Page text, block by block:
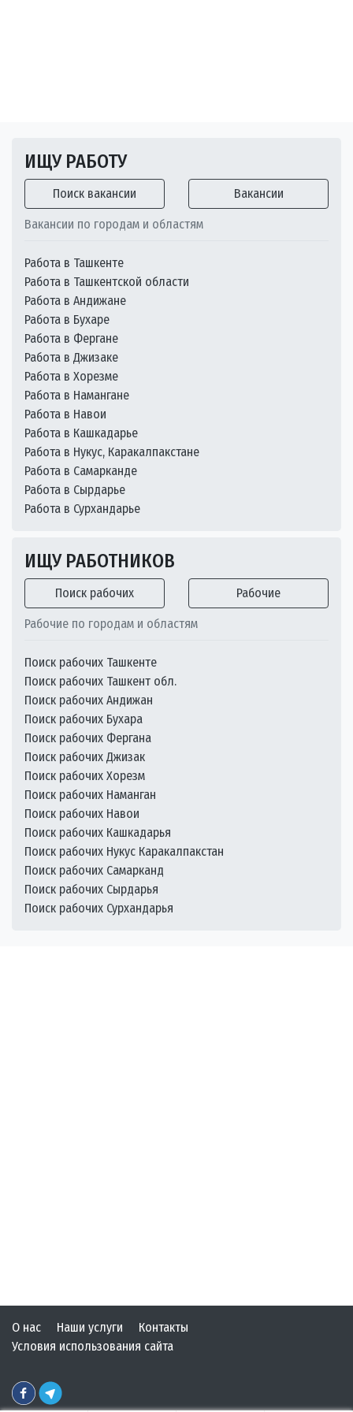
ИЩУ РАБОТУ
Поиск вакансии Вакансии
Вакансии по городам и областям
Работа в Ташкенте
Работа в Ташкентской области
Работа в Андижане
Работа в Бухаре
Работа в Фергане
Работа в Джизаке
Работа в Хорезме
Работа в Намангане
Работа в Навои
Работа в Кашкадарье
Работа в Нукус, Каракалпакстане
Работа в Самарканде
Работа в Сырдарье
Работа в Сурхандарье
ИЩУ РАБОТНИКОВ
Поиск рабочих Рабочие
Рабочие по городам и областям
Поиск рабочих Ташкенте
Поиск рабочих Ташкент обл.
Поиск рабочих Андижан
Поиск рабочих Бухара
Поиск рабочих Фергана
Поиск рабочих Джизак
Поиск рабочих Хорезм
Поиск рабочих Наманган
Поиск рабочих Навои
Поиск рабочих Кашкадарья
Поиск рабочих Нукус Каракалпакстан
Поиск рабочих Самарканд
Поиск рабочих Сырдарья
Поиск рабочих Сурхандарья
О нас Наши услуги
Контакты
Условия использования сайта